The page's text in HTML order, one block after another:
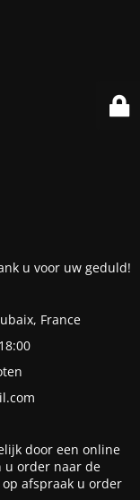
u voor uw geduld!
France
door een online
u order naar de
op afspraak u order